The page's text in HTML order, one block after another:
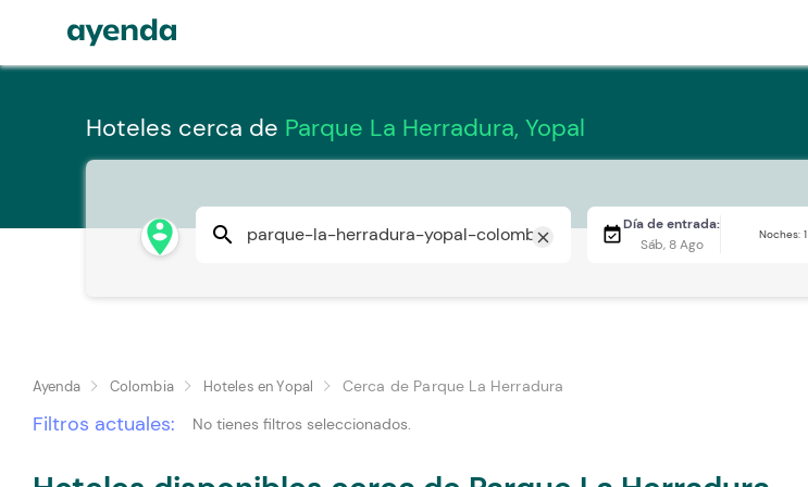
Hoteles cerca de Parque La Herradura, Yopal
person_pin_circle search close event_availableDía de entrada:
Sáb, 8 Ago
Noches: 1
Ayenda Colombia Hoteles en Yopal Cerca de Parque La Herradura
Filtros actuales: No tienes filtros seleccionados.